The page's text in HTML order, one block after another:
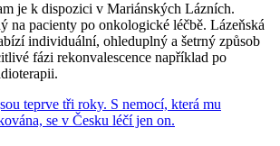
je k dispozici v Mariánských Lázních.
na pacienty po onkologické léčbě. Lázeňská
individuální, ohleduplný a šetrný způsob
fázi rekonvalescence například po